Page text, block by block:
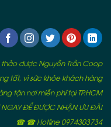
dược Nguyễn Trần Coop
tốt, vì sức khỏe khách hàng
tận nơi miễn phí tại TP.HCM
ĐỂ ĐƯỢC NHẬN ƯU ĐÃI
☎ ☎ Hotline 0974303734